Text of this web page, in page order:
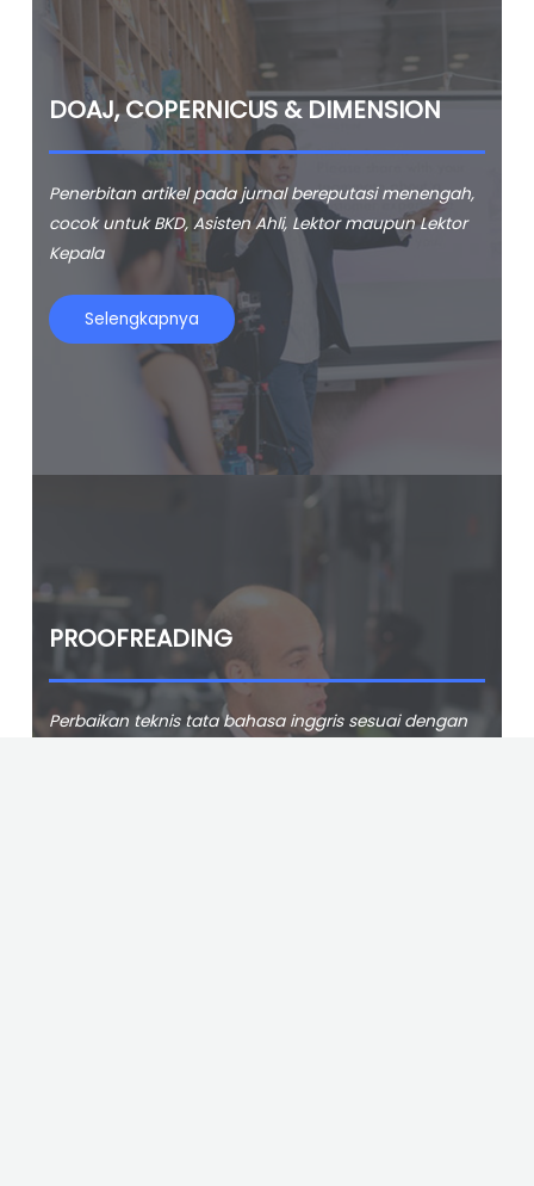
DOAJ, COPERNICUS & DIMENSION
Penerbitan artikel pada jurnal bereputasi menengah,
cocok untuk BKD, Asisten Ahli, Lektor maupun Lektor
Kepala
Selengkapnya
PROOFREADING
Perbaikan teknis tata bahasa inggris sesuai dengan